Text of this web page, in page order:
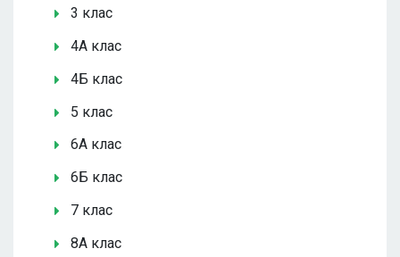
3 клас
4А клас
4Б клас
5 клас
6А клас
6Б клас
7 клас
8А клас